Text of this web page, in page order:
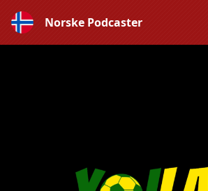
Norske Podcaster